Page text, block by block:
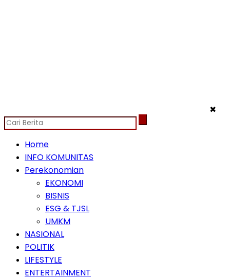
✖
Home
INFO KOMUNITAS
Perekonomian
EKONOMI
BISNIS
ESG & TJSL
UMKM
NASIONAL
POLITIK
LIFESTYLE
ENTERTAINMENT